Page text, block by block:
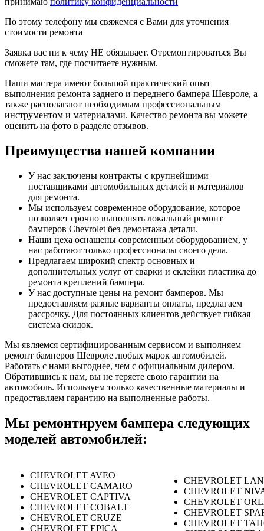
По этому телефону мы свяжемся с Вами для уточнения
стоимости ремонта
Заявка вас ни к чему НЕ обязывает. Отремонтироваться Вы
сможете там, где посчитаете нужным.
Наши мастера имеют большой практический опыт
выполнения ремонта заднего и переднего бампера Шевроле, а
также располагают необходимым профессиональным
инструментом и материалами. Качество ремонта вы можете
оценить на фото в разделе отзывов.
Преимущества нашей компании
У нас заключены контракты с крупнейшими
поставщиками автомобильных деталей и материалов
для ремонта.
Мы используем современное оборудование, которое
позволяет срочно выполнять локальный ремонт
бамперов Chevrolet без демонтажа детали.
Наши цеха оснащены современным оборудованием, у
нас работают только профессионалы своего дела.
Предлагаем широкий спектр основных и
дополнительных услуг от сварки и склейки пластика до
ремонта креплений бампера.
У нас доступные цены на ремонт бамперов. Мы
предоставляем разные варианты оплаты, предлагаем
рассрочку. Для постоянных клиентов действует гибкая
система скидок.
Мы являемся сертифицированным сервисом и выполняем
ремонт бамперов Шевроле любых марок автомобилей.
Работать с нами выгоднее, чем с официальным дилером.
Обратившись к нам, вы не теряете свою гарантии на
автомобиль. Используем только качественные материалы и
предоставляем гарантию на выполненные работы.
Мы ремонтируем бампера следующих
моделей автомобилей:
CHEVROLET AVEO
CHEVROLET CAMARO
CHEVROLET CAPTIVA
CHEVROLET COBALT
CHEVROLET CRUZE
CHEVROLET EPICA
CHEVROLET
CHEVROLET
CHEVROLET
CHEVROLET
CHEVROLET